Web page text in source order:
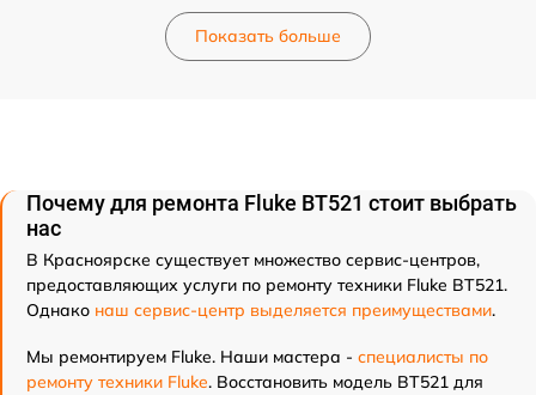
Показать больше
Почему для ремонта Fluke BT521 стоит выбрать
нас
В Красноярске существует множество сервис-центров,
предоставляющих услуги по ремонту техники Fluke BT521.
Однако наш сервис-центр выделяется преимуществами.
Мы ремонтируем Fluke. Наши мастера - специалисты по
ремонту техники Fluke. Восстановить модель BT521 для